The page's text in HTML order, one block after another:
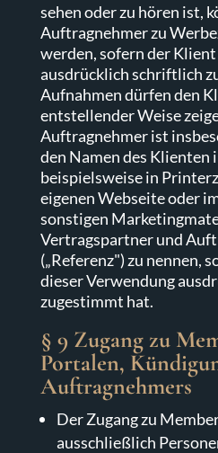
sehen oder zu hören ist,
Auftragnehmer zu
werden, sofern der
ausdrücklich schriftlich
Aufnahmen dürfen den
entstellender Weise
Auftragnehmer ist
den Namen des Klienten
beispielsweise in
eigenen Webseite oder
sonstigen
Vertragspartner und
(„Referenz") zu nennen,
dieser Verwendung
zugestimmt hat.
§ 9 Zugang zu
Portalen,
Auftragnehmers
Der Zugang zu
ausschließlich